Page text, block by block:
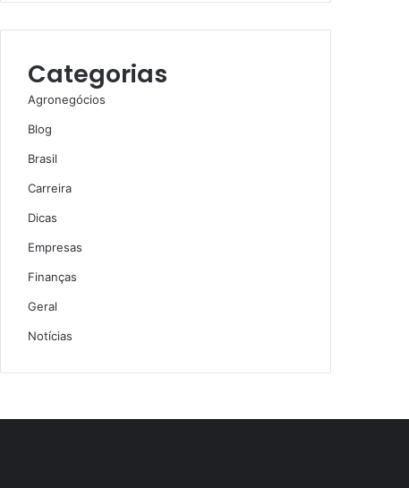
Categorias
Agronegócios
Blog
Brasil
Carreira
Dicas
Empresas
Finanças
Geral
Notícias